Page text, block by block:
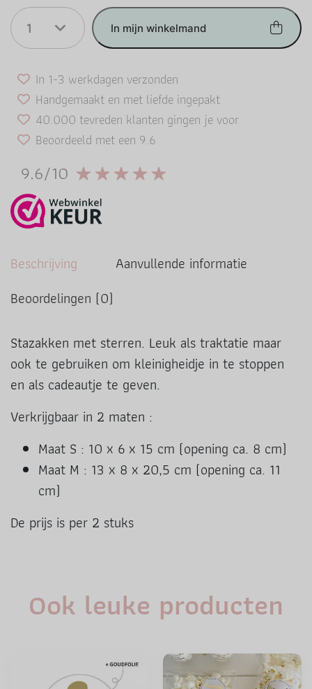
1 In mijn winkelmand
In 1-3 werkdagen verzonden
Handgemaakt en met liefde ingepakt
40.000 tevreden klanten gingen je voor
Beoordeeld met een 9.6
9.6/10
Beschrijving
Aanvullende informatie
Beoordelingen (0)
Stazakken met sterren. Leuk als traktatie maar
ook te gebruiken om kleinigheidje in te stoppen
en als cadeautje te geven.
Verkrijgbaar in 2 maten :
Maat S : 10 x 6 x 15 cm (opening ca. 8 cm)
Maat M : 13 x 8 x 20,5 cm (opening ca. 11
cm)
De prijs is per 2 stuks
Ook leuke producten